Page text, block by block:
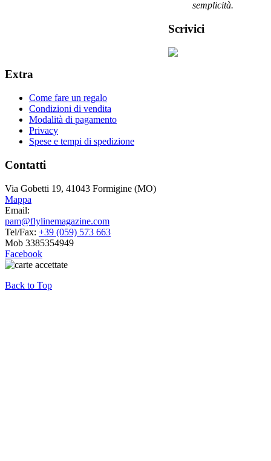
semplicità.
Scrivici
Extra
Come fare un regalo
Condizioni di vendita
Modalità di pagamento
Privacy
Spese e tempi di spedizione
Contatti
Via Gobetti 19, 41043 Formigine (MO)
Mappa
Email:
pam@flylinemagazine.com
Tel/Fax: +39 (059) 573 663
Mob 3385354949
Facebook
Back to Top